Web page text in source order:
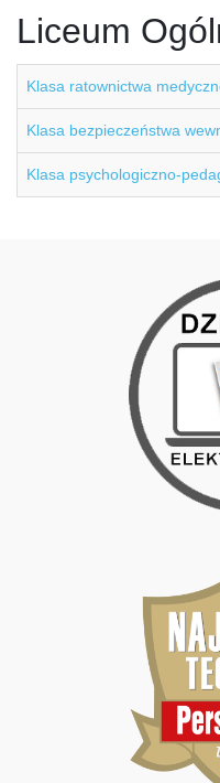
Liceum
Klasa ratownictwa
Klasa bezpieczeństwa
Klasa psychologiczno-